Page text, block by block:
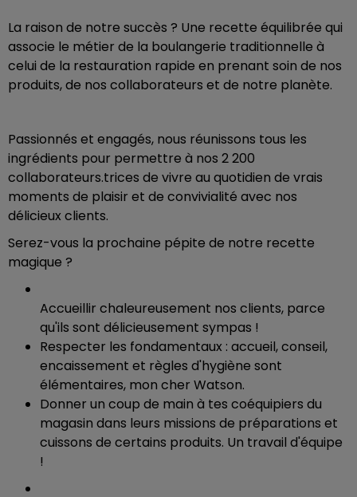
La raison de notre succès ? Une recette équilibrée qui
associe le métier de la boulangerie traditionnelle à
celui de la restauration rapide en prenant soin de nos
produits, de nos collaborateurs et de notre planète.
Passionnés et engagés, nous réunissons tous les
ingrédients pour permettre à nos 2 200
collaborateurs.trices de vivre au quotidien de vrais
moments de plaisir et de convivialité avec nos
délicieux clients.
Serez-vous la prochaine pépite de notre recette
magique ?
Accueillir chaleureusement nos clients, parce
qu'ils sont délicieusement sympas !
Respecter les fondamentaux : accueil, conseil,
encaissement et règles d'hygiène sont
élémentaires, mon cher Watson.
Donner un coup de main à tes coéquipiers du
magasin dans leurs missions de préparations et
cuissons de certains produits. Un travail d'équipe
!